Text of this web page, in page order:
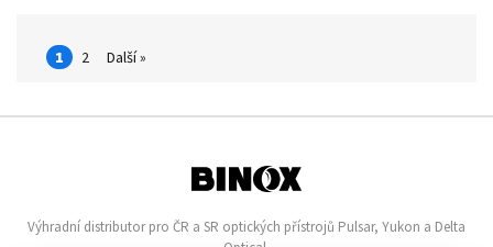
1 2 Další »
Výhradní distributor pro ČR a SR optických přístrojů Pulsar, Yukon a Delta